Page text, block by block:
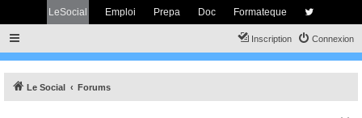
LeSocial Emploi Prepa Doc Formateque
Connexion
Inscription
Le Social Forums